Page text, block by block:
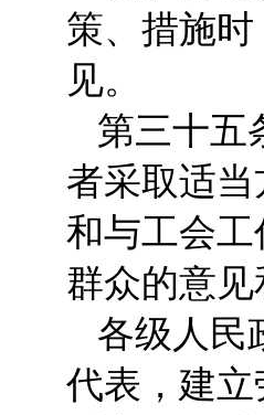
策、措施
见。
第三十五
者采取适
和与工会
群众的意见
各级人民
代表，建